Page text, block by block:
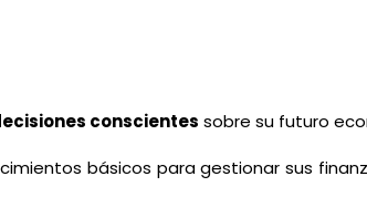
conscientes sobre su futuro
básicos para gestionar sus